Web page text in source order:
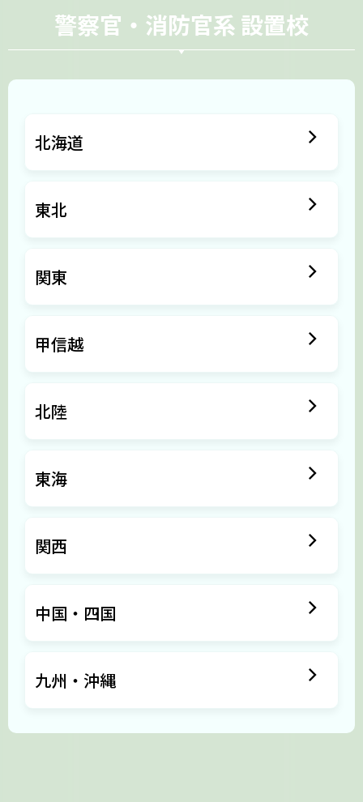
警察官・消防官系 設置校
北海道
東北
関東
甲信越
北陸
東海
関西
中国・四国
九州・沖縄